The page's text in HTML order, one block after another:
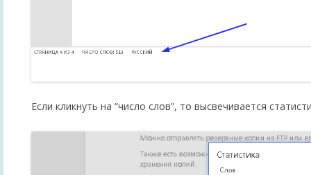
Если кликнуть на “число слов”, то высвечивается